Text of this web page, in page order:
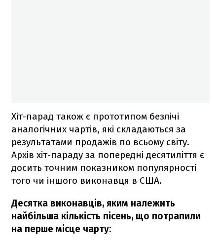
Хіт-парад також є прототипом безлічі
аналогічних чартів, які складаються за
результатами продажів по всьому світу.
Архів хіт-параду за попередні десятиліття є
досить точним показником популярності
того чи іншого виконавця в США.
Десятка виконавців, яким належить
найбільша кількість пісень, що потрапили
на перше місце чарту: